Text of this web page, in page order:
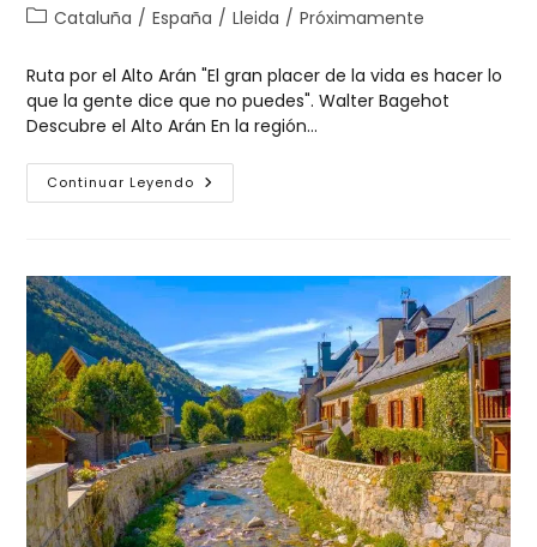
Cataluña / España / Lleida / Próximamente
Ruta por el Alto Arán "El gran placer de la vida es hacer lo
que la gente dice que no puedes". Walter Bagehot
Descubre el Alto Arán En la región…
Continuar Leyendo